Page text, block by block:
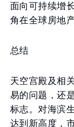
面向可持续增
角在全球房地
总结
天空宫殿及相
易的问题，还
标志。对海滨
达到新高度，